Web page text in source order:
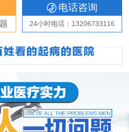
电话咨询
24小时电话：13206733116